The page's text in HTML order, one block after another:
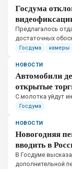
Госдума
​Предлагалось
достаточных
Госдума камеры
НОВОСТИ
Автомобили
открытые
​С молотка уйдут
Госдума
НОВОСТИ
Новогодняя
вводить в
В Госдуме
дополнительной